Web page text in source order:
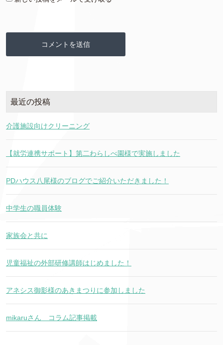
最近の投稿
介護施設向けクリーニング
【就労連携サポート】第二わらしべ園様で実施しました
PDハウス八尾様のブログでご紹介いただきました！
中学生の職員体験
家族会と共に
児童福祉の外部研修講師はじめました！
アネシス御影様のあきまつりに参加しました
mikaruさん コラム記事掲載